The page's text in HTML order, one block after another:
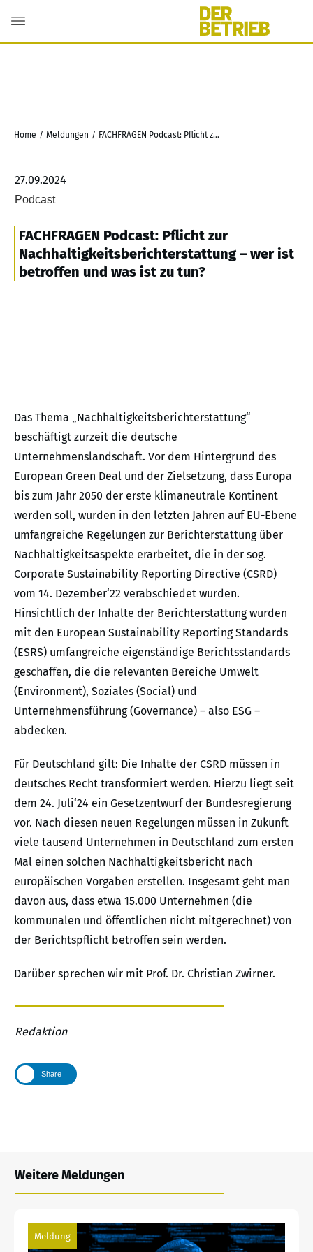
Home / Meldungen / FACHFRAGEN Podcast: Pflicht zur Nachhaltigkeitsberichterstattung – wer ist betroffen und was ist zu tun?
27.09.2024
Podcast
FACHFRAGEN Podcast: Pflicht zur
Nachhaltigkeitsberichterstattung – wer ist
betroffen und was ist zu tun?
Das Thema „Nachhaltigkeitsberichterstattung“
beschäftigt zurzeit die deutsche
Unternehmenslandschaft. Vor dem Hintergrund des
European Green Deal und der Zielsetzung, dass Europa
bis zum Jahr 2050 der erste klimaneutrale Kontinent
werden soll, wurden in den letzten Jahren auf EU-Ebene
umfangreiche Regelungen zur Berichterstattung über
Nachhaltigkeitsaspekte erarbeitet, die in der sog.
Corporate Sustainability Reporting Directive (CSRD)
vom 14. Dezember‘22 verabschiedet wurden.
Hinsichtlich der Inhalte der Berichterstattung wurden
mit den European Sustainability Reporting Standards
(ESRS) umfangreiche eigenständige Berichtsstandards
geschaffen, die die relevanten Bereiche Umwelt
(Environment), Soziales (Social) und
Unternehmensführung (Governance) – also ESG –
abdecken.
Für Deutschland gilt: Die Inhalte der CSRD müssen in
deutsches Recht transformiert werden. Hierzu liegt seit
dem 24. Juli‘24 ein Gesetzentwurf der Bundesregierung
vor. Nach diesen neuen Regelungen müssen in Zukunft
viele tausend Unternehmen in Deutschland zum ersten
Mal einen solchen Nachhaltigkeitsbericht nach
europäischen Vorgaben erstellen. Insgesamt geht man
davon aus, dass etwa 15.000 Unternehmen (die
kommunalen und öffentlichen nicht mitgerechnet) von
der Berichtspflicht betroffen sein werden.
Darüber sprechen wir mit Prof. Dr. Christian Zwirner.
Redaktion
Share
Weitere Meldungen
Meldung